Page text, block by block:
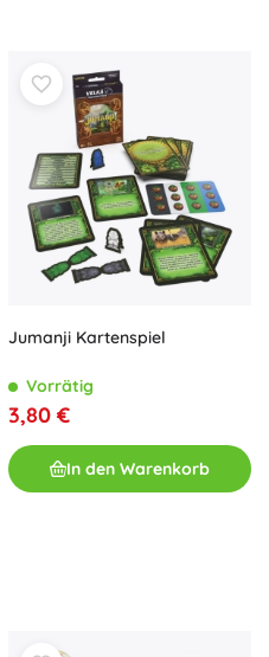
Jumanji Kartenspiel
Vorrätig
3,80 €
In den Warenkorb